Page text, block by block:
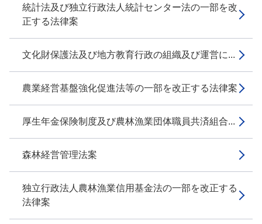
統計法及び独立行政法人統計センター法の一部を改
正する法律案
文化財保護法及び地方教育行政の組織及び運営に...
農業経営基盤強化促進法等の一部を改正する法律案
厚生年金保険制度及び農林漁業団体職員共済組合...
森林経営管理法案
独立行政法人農林漁業信用基金法の一部を改正する
法律案